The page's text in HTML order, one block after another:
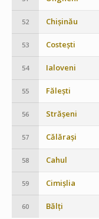
52 Chișinău
53 Costești
54 Ialoveni
55 Fălești
56 Strășeni
57 Călărași
58 Cahul
59 Cimișlia
60 Bălți